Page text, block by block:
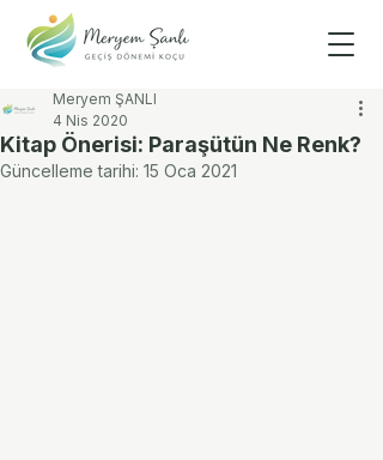
Kitap Önerisi: Paraşütün Ne Renk?
Meryem ŞANLI
4 Nis 2020
Güncelleme tarihi: 15 Oca 2021